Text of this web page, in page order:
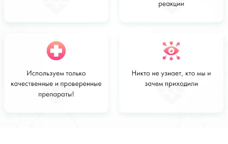
Стоимость
от 6 200 руб
Заказать